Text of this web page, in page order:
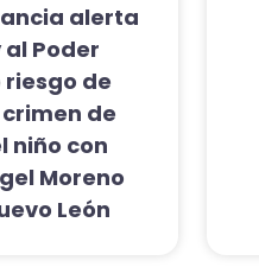
alerta
Poder
de
de
niño con
Moreno
León